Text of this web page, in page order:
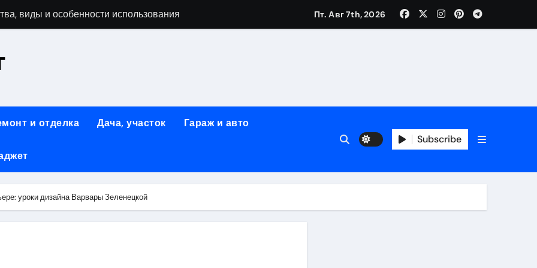
виды и особенности использования
помощник при ремонтных работах
к Успешному Реализации Ваших Идей
и практичность
Дома: Экологичность и Практичность
Пт. Авг 7th, 2026
и отделка Дача, участок Гараж и авто
Subscribe
уроки дизайна Варвары Зеленецкой